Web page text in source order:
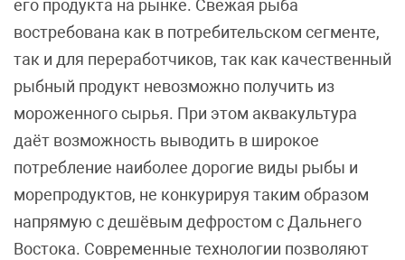
его продукта на рынке. Свежая рыба
востребована как в потребительском сегменте,
так и для переработчиков, так как качественный
рыбный продукт невозможно получить из
мороженного сырья. При этом аквакультура
даёт возможность выводить в широкое
потребление наиболее дорогие виды рыбы и
морепродуктов, не конкурируя таким образом
напрямую с дешёвым дефростом с Дальнего
Востока. Современные технологии позволяют